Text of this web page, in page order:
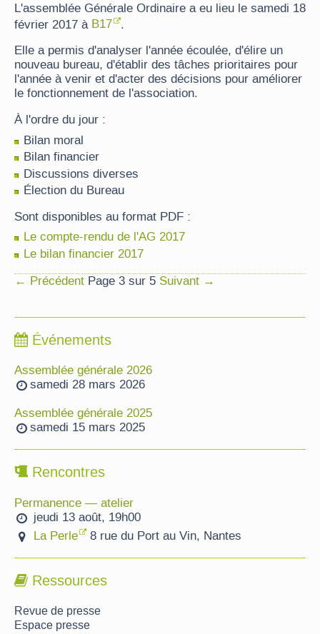
L'assemblée Générale Ordinaire a eu lieu le samedi 18
février 2017 à B17
.
Elle a permis d'analyser l'année écoulée, d'élire un
nouveau bureau, d'établir des tâches prioritaires pour
l'année à venir et d'acter des décisions pour améliorer
le fonctionnement de l'association.
À l'ordre du jour :
Bilan moral
Bilan financier
Discussions diverses
Élection du Bureau
Sont disponibles au format PDF :
Le compte-rendu de l'AG 2017
Le bilan financier 2017
← Précédent Page 3 sur 5 Suivant →
Événements
Assemblée générale 2026
samedi 28 mars 2026
Assemblée générale 2025
samedi 15 mars 2025
Rencontres
Permanence — atelier
jeudi 13 août, 19h00
La Perle 8 rue du Port au Vin, Nantes
Ressources
Revue de presse
Espace presse